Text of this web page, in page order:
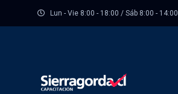
Lun - Vie 8:00 - 18:00 / Sáb 8:00 - 14:00